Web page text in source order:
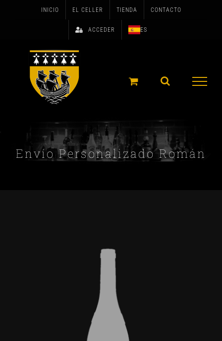
INICIO EL CELLER TIENDA CONTACTO
ACCEDER ES
Envío Personalizado Román